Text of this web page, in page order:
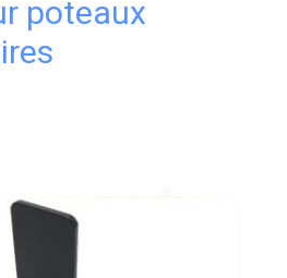
poteaux